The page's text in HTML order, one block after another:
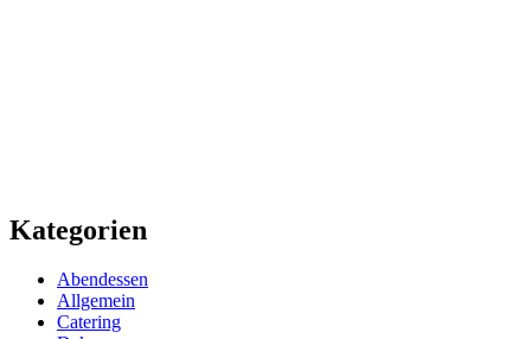
Kategorien
Abendessen
Allgemein
Catering